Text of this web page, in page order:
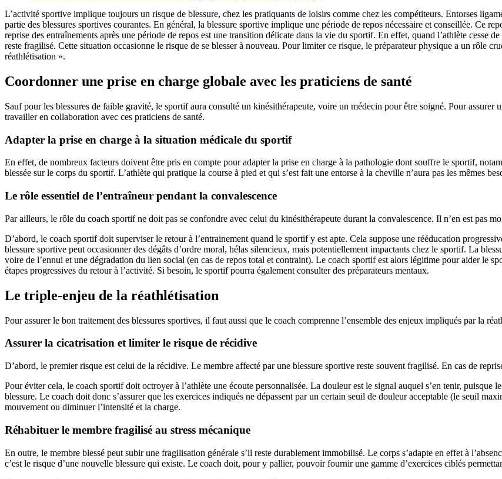
L’activité sportive implique toujours un risque de blessure, chez les pratiquants de loisirs comme chez les compétiteurs. Entorses
partie des blessures sportives courantes. En général, la blessure sportive implique une période de repos nécessaire et conseillée. Ce
reprise des entraînements après une période de repos est une transition délicate dans la vie du sportif. En effet, quand l’athlète cesse
reste fragilisé. Cette situation occasionne le risque de se blesser à nouveau. Pour limiter ce risque, le préparateur physique a un rôle
réathlétisation ».
Coordonner une prise en charge globale avec les praticiens de santé
Sauf pour les blessures de faible gravité, le sportif aura consulté un kinésithérapeute, voire un médecin pour être soigné. Pour
travailler en collaboration avec ces praticiens de santé.
Adapter la prise en charge à la situation médicale du sportif
En effet, de nombreux facteurs doivent être pris en compte pour adapter la prise en charge à la pathologie dont souffre le sportif,
blessée sur le corps du sportif. L’athlète qui pratique la course à pied et qui s’est fait une entorse à la cheville n’aura pas les mêmes
Le rôle essentiel de l’entraîneur pendant la convalescence
Par ailleurs, le rôle du coach sportif ne doit pas se confondre avec celui du kinésithérapeute durant la convalescence. Il n’en est pas
D’abord, le coach sportif doit superviser le retour à l’entrainement quand le sportif y est apte. Cela suppose une rééducation
blessure sportive peut occasionner des dégâts d’ordre moral, hélas silencieux, mais potentiellement impactants chez le sportif. La
voire de l’ennui et une dégradation du lien social (en cas de repos total et contraint). Le coach sportif est alors légitime pour aider le
étapes progressives du retour à l’activité. Si besoin, le sportif pourra également consulter des préparateurs mentaux.
Le triple-enjeu de la réathlétisation
Pour assurer le bon traitement des blessures sportives, il faut aussi que le coach comprenne l’ensemble des enjeux impliqués par la
Assurer la cicatrisation et limiter le risque de récidive
D’abord, le premier risque est celui de la récidive. Le membre affecté par une blessure sportive reste souvent fragilisé. En cas de
Pour éviter cela, le coach sportif doit octroyer à l’athlète une écoute personnalisée. La douleur est le signal auquel s’en tenir, puisque
blessure. Le coach doit donc s’assurer que les exercices indiqués ne dépassent par un certain seuil de douleur acceptable (le seuil
mouvement ou diminuer l’intensité et la charge.
Réhabituer le membre fragilisé au stress mécanique
En outre, le membre blessé peut subir une fragilisation générale s’il reste durablement immobilisé. Le corps s’adapte en effet à
c’est le risque d’une nouvelle blessure qui existe. Le coach doit, pour y pallier, pouvoir fournir une gamme d’exercices ciblés